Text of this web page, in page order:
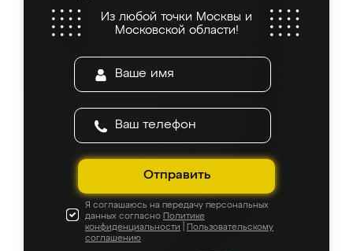
Из любой точки Москвы и
Московской области!
Отправить
Я соглашаюсь на передачу персональных
данных согласно Политике
конфиденциальности
Пользовательскому
соглашению